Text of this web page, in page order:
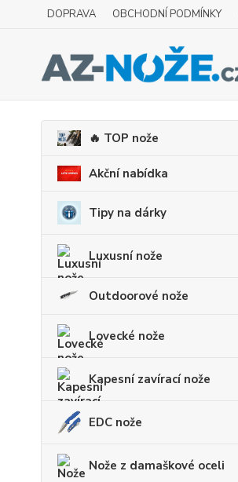
DOPRAVA OBCHODNÍ PODMÍNKY
🔥 TOP nože
Akční nabídka
Tipy na dárky
Luxusní nože
Outdoorové nože
Lovecké nože
Kapesní zavírací nože
EDC nože
Nože z damaškové oceli